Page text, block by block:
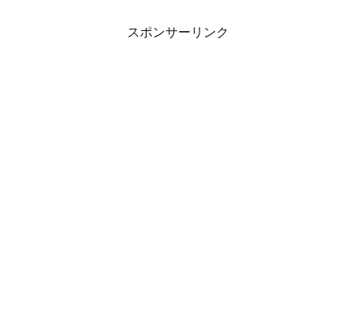
スポンサーリンク